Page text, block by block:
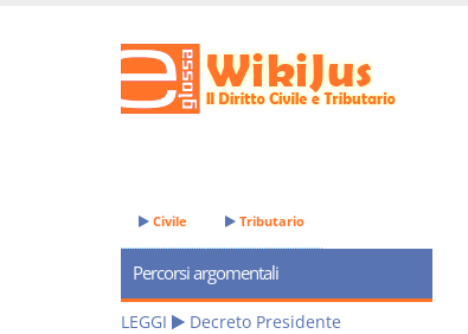
Civile Tributario
Percorsi argomentali
LEGGI
Decreto Presidente